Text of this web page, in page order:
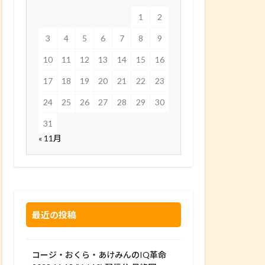
1 2
3 4 5 6 7 8 9
10 11 12 13 14 15 16
17 18 19 20 21 22 23
24 25 26 27 28 29 30
31
« 11月
最近の投稿
コージ・おくら・あけみんのIQ革命